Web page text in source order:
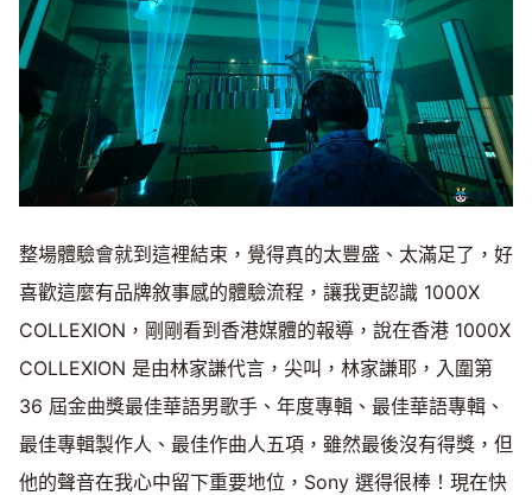
整場體驗會就到這裡結束，覺得真的太豐盛、太滿足了，好
喜歡這麼有品牌敘事感的體驗流程，讓我更認識 1000X
COLLEXION，剛剛看到香港媒體的報導，說在香港 1000X
COLLEXION 是由林家謙代言，尖叫，林家謙耶，入圍第
36 屆金曲獎最佳華語男歌手、年度專輯、最佳華語專輯、
最佳專輯製作人、最佳作曲人五項，雖然最後沒有得獎，但
他的聲音在我心中留下重要地位，Sony 選得很棒！現在快